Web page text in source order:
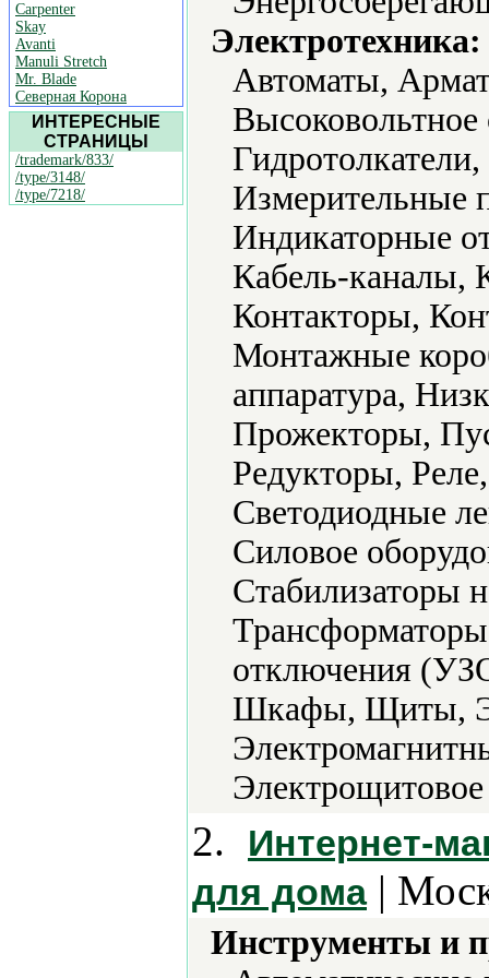
Carpenter
Skay
Avanti
Manuli Stretch
Mr. Blade
Северная Корона
ИНТЕРЕСНЫЕ
СТРАНИЦЫ
/trademark/833/
/type/3148/
/type/7218/
Электротехника:
Автоматы,
Высоковольтное
Измерительные
Индикаторные
Кабель-каналы,
Контакторы,
Монтажные
аппаратура,
Прожекторы,
Редукторы,
Светодиодные
Силовое
Стабилизаторы
отключения
Шкафы, Щиты,
2.
Интернет-
для дома|
Инструменты и